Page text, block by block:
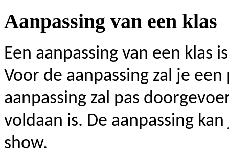
Aanpassing van een klas
Een aanpassing van een klas
Voor de aanpassing zal je
aanpassing zal pas
voldaan is. De aanpassing
show.